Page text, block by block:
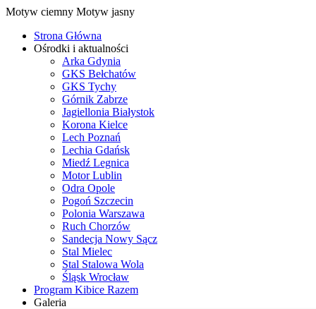
Motyw ciemny Motyw jasny
Strona Główna
Ośrodki i aktualności
Arka Gdynia
GKS Bełchatów
GKS Tychy
Górnik Zabrze
Jagiellonia Białystok
Korona Kielce
Lech Poznań
Lechia Gdańsk
Miedź Legnica
Motor Lublin
Odra Opole
Pogoń Szczecin
Polonia Warszawa
Ruch Chorzów
Sandecja Nowy Sącz
Stal Mielec
Stal Stalowa Wola
Śląsk Wrocław
Program Kibice Razem
Galeria